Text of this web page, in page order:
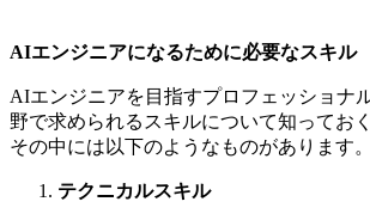
AIエンジニアになるために必要なスキル
AIエンジニアを目指すプロフェッショナ
野で求められるスキルについて知ってお
その中には以下のようなものがあります。
テクニカルスキル